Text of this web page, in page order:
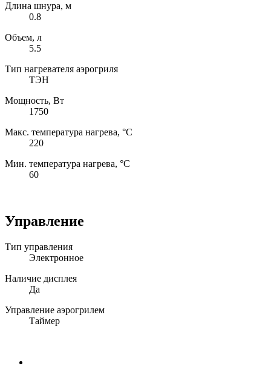
Длина шнура, м
0.8
Объем, л
5.5
Тип нагревателя аэрогриля
ТЭН
Мощность, Вт
1750
Макс. температура нагрева, °С
220
Мин. температура нагрева, °С
60
Управление
Тип управления
Электронное
Наличие дисплея
Да
Управление аэрогрилем
Таймер